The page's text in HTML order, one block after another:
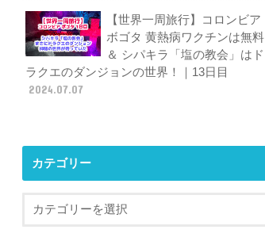
【世界一周旅行】コロンビア
ボゴタ 黄熱病ワクチンは無料
＆ シパキラ「塩の教会」はド
ラクエのダンジョンの世界！｜13日目
2024.07.07
カテゴリー